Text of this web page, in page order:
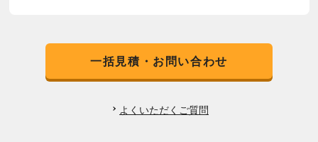
一括見積・お問い合わせ
よくいただくご質問